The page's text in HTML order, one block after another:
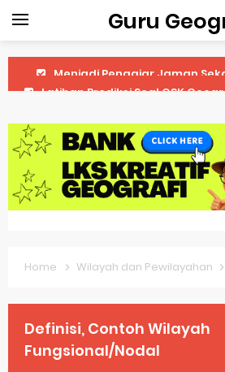
Guru
Latihan Prediksi Soal OSK Geografi
Latihan Prediksi Soal OSK Geografi
Latihan Prediksi Soal OSK Geografi
Pembahasan Soal OSN-K
Pembahasan Soal OSN-K
Pembahasan Soal OSN-K
Home Wilayah dan Pewilayahan
Definisi, Contoh Wilayah
Fungsional/Nodal